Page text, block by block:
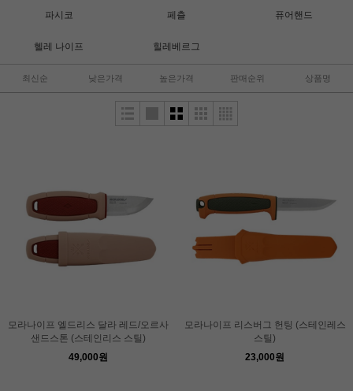
파시코 페츨 퓨어핸드
헬레 나이프 힐레베르그
최신순 낮은가격 높은가격 판매순위 상품명
모라나이프 엘드리스 달라 레드/오르사
샌드스톤 (스테인리스 스틸)
49,000원
모라나이프 리스버그 헌팅 (스테인레스
스틸)
23,000원